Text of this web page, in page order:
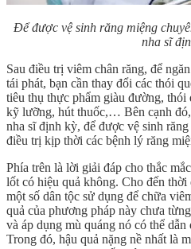
Để được vệ sinh răng miệng
nha sĩ
Sau điều trị viêm chân răng, để
tái phát, bạn cần thay đổi các thói
tiêu thụ thực phẩm giàu đường,
kỹ lưỡng, hút thuốc,… Bên cạnh
nha sĩ định kỳ, để được vệ sinh
điều trị kịp thời các bệnh lý răng
Phía trên là lời giải đáp cho thắc mắc
lốt có hiệu quả không. Cho đến
một số dân tộc sử dụng để chữa
quả của phương pháp này chưa
và áp dụng mù quáng nó có thể dẫn
Trong đó, hậu quả nặng nề nhất là